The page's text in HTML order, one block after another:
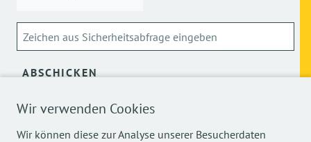
Wir verwenden Cookies
Wir können diese zur Analyse unserer Besucherdaten
ABSCHICKEN
Über die Verarbeitung meiner personenbezogenen Daten